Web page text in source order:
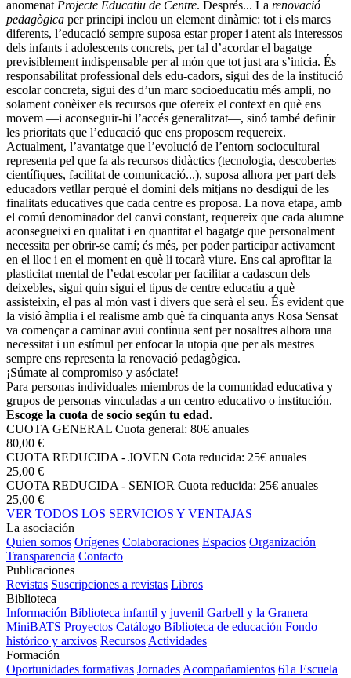
anomenat Projecte Educatiu de Centre. Després... La renovació
pedagògica per principi inclou un element dinàmic: tot i els marcs
diferents, l’educació sempre suposa estar proper i atent als interessos
dels infants i adolescents concrets, per tal d’acordar el bagatge
previsiblement indispensable per al món que tot just ara s’inicia. És
responsabilitat professional dels edu-cadors, sigui des de la institució
escolar concreta, sigui des d’un marc socioeducatiu més ampli, no
solament conèixer els recursos que ofereix el context en què ens
movem —i aconseguir-hi l’accés generalitzat—, sinó també definir
les prioritats que l’educació que ens proposem requereix.
Actualment, l’avantatge que l’evolució de l’entorn sociocultural
representa pel que fa als recursos didàctics (tecnologia, descobertes
científiques, facilitat de comunicació...), suposa alhora per part dels
educadors vetllar perquè el domini dels mitjans no desdigui de les
finalitats educatives que cada centre es proposa. La nova etapa, amb
el comú denominador del canvi constant, requereix que cada alumne
aconsegueixi en qualitat i en quantitat el bagatge que personalment
necessita per obrir-se camí; és més, per poder participar activament
en el lloc i en el moment en què li tocarà viure. Ens cal aprofitar la
plasticitat mental de l’edat escolar per facilitar a cadascun dels
deixebles, sigui quin sigui el tipus de centre educatiu a què
assisteixin, el pas al món vast i divers que serà el seu. És evident que
la visió àmplia i el realisme amb què fa cinquanta anys Rosa Sensat
va començar a caminar avui continua sent per nosaltres alhora una
necessitat i un estímul per enfocar la utopia que per als mestres
sempre ens representa la renovació pedagògica.
¡Súmate al compromiso y asóciate!
Para personas individuales miembros de la comunidad educativa y
grupos de personas vinculadas a un centro educativo o institución.
Escoge la cuota de socio según tu edad.
CUOTA GENERAL Cuota general: 80€ anuales
80,00 €
CUOTA REDUCIDA - JOVEN Cota reducida: 25€ anuales
25,00 €
CUOTA REDUCIDA - SENIOR Cuota reducida: 25€ anuales
25,00 €
VER TODOS LOS SERVICIOS Y VENTAJAS
La asociación
Quien somos Orígenes Colaboraciones Espacios Organización
Transparencia Contacto
Publicaciones
Revistas Suscripciones a revistas Libros
Biblioteca
Información Biblioteca infantil y juvenil Garbell y la Granera
MiniBATS Proyectos Catálogo Biblioteca de educación Fondo
histórico y arxivos Recursos Actividades
Formación
Oportunidades formativas Jornades Acompañamientos 61a Escuela